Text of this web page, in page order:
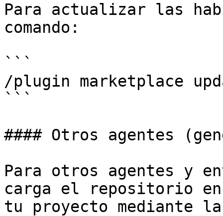
Para actualizar las
comando:
```
/plugin marketplace
```
#### Otros agentes
Para otros agentes y
carga el repositorio
tu proyecto mediante